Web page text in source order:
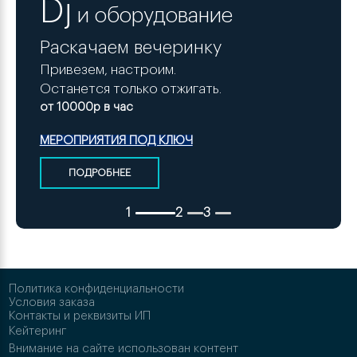
Dj и оборудование
Раскачаем вечеринку
Привезем, настроим.
Останется только отжигать.
от 10000р в час
МЕРОПРИЯТИЯ ПОД КЛЮЧ
ПОДРОБНЕЕ
1 2 3
Политика конфиденциальности
Условия заказа
Контакты и реквизиты ИП
Кейтеринг
Внимание на сайте использован контент